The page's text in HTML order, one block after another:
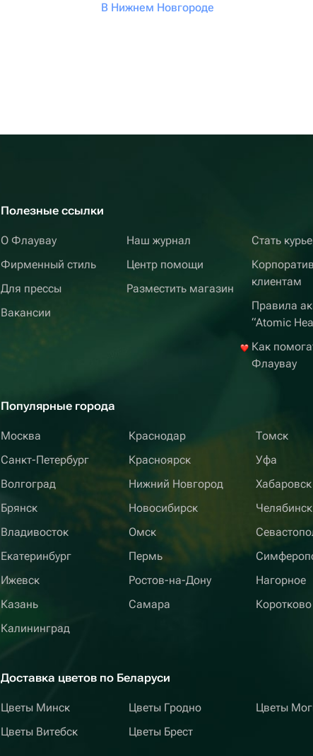
В Нижнем Новгороде
Полезные ссылки
О Флаувау
Фирменный стиль
Для прессы
Вакансии
Наш журнал
Центр помощи
Разместить магазин
Стать
клиентам
Правила
“Atomic
Как
Флаувау
Популярные города
Москва
Санкт-Петербург
Волгоград
Брянск
Владивосток
Екатеринбург
Ижевск
Казань
Калининград
Краснодар
Красноярск
Нижний Новгород
Новосибирск
Омск
Пермь
Ростов-на-Дону
Самара
Томск
Уфа
Хабаровск
Челябинск
Нагорное
Коротково
Доставка цветов по Беларуси
Цветы Минск
Цветы Витебск
Цветы Гродно
Цветы Брест
Цветы